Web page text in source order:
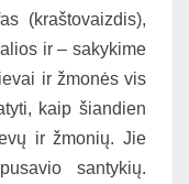
(kraštovaizdis),
ir – sakykime
ir žmonės vis
kaip šiandien
ir žmonių. Jie
santykių.